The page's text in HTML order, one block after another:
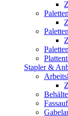
Stapler &